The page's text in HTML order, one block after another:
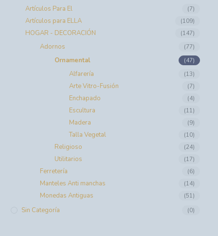
Artículos Para El (7)
Artículos para ELLA (109)
HOGAR - DECORACIÓN (147)
Adornos (77)
Ornamental (47)
Alfarería (13)
Arte Vitro-Fusión (7)
Enchapado (4)
Escultura (11)
Madera (9)
Talla Vegetal (10)
Religioso (24)
Utilitarios (17)
Ferretería (6)
Manteles Anti manchas (14)
Monedas Antiguas (51)
Sin Categoría (0)